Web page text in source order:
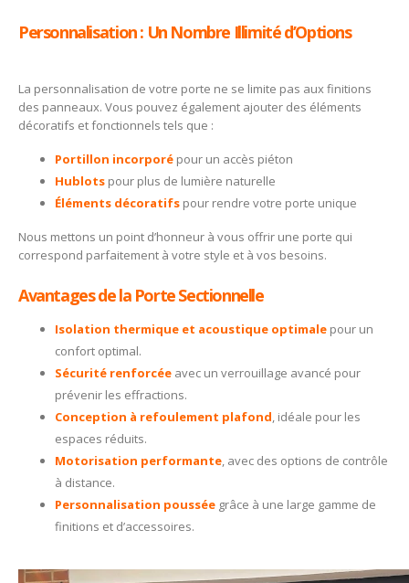
Personnalisation : Un Nombre Illimité d’Options
La personnalisation de votre porte ne se limite pas aux finitions
des panneaux. Vous pouvez également ajouter des éléments
décoratifs et fonctionnels tels que :
Portillon incorporé pour un accès piéton
Hublots pour plus de lumière naturelle
Éléments décoratifs pour rendre votre porte unique
Nous mettons un point d’honneur à vous offrir une porte qui
correspond parfaitement à votre style et à vos besoins.
Avantages de la Porte Sectionnelle
Isolation thermique et acoustique optimale pour un
confort optimal.
Sécurité renforcée avec un verrouillage avancé pour
prévenir les effractions.
Conception à refoulement plafond, idéale pour les
espaces réduits.
Motorisation performante, avec des options de contrôle
à distance.
Personnalisation poussée grâce à une large gamme de
finitions et d’accessoires.